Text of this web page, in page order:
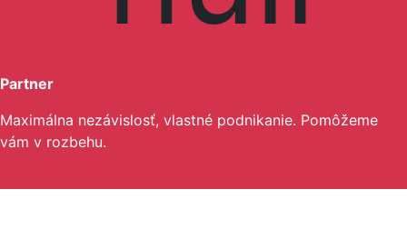
Partner
Maximálna nezávislosť, vlastné podnikanie. Pomôžeme
vám v rozbehu.